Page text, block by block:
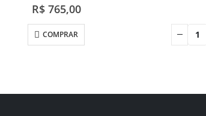
R$765,00
COMPRAR